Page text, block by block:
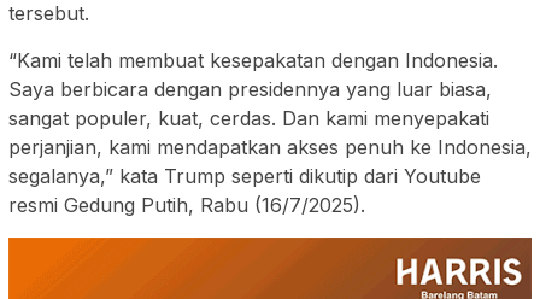
tersebut.
“Kami telah membuat kesepakatan dengan Indonesia.
Saya berbicara dengan presidennya yang luar biasa,
sangat populer, kuat, cerdas. Dan kami menyepakati
perjanjian, kami mendapatkan akses penuh ke Indonesia,
segalanya,” kata Trump seperti dikutip dari Youtube
resmi Gedung Putih, Rabu (16/7/2025).